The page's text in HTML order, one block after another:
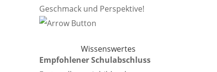
Geschmack und Perspektive!
Wissenswertes
Empfohlener Schulabschluss